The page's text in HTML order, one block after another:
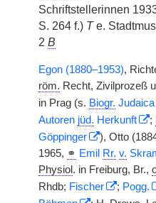
Schriftstellerinnen
S. 264 f.) Te.
2 B
Egon (1880–1953),
röm. Recht, Zivilprozeß
in Prag (s. Biogr.
Autoren jüd. Herkunft ;
Göppinger
), Otto
1965, ⚭ Emil Rr. v.
Physiol . in Freiburg, Br.,
Rhdb; Fischer ; Pogg.